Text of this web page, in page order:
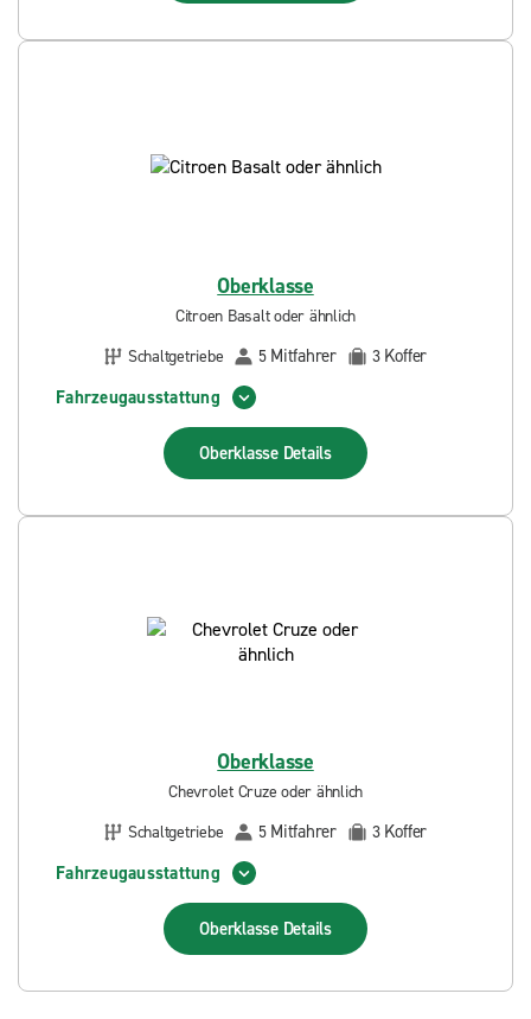
Oberklasse
Citroen Basalt oder ähnlich
Schaltgetriebe
5 Mitfahrer 3 Koffer
Fahrzeugausstattung
Oberklasse Details
Oberklasse
Chevrolet Cruze oder ähnlich
Schaltgetriebe
5 Mitfahrer 3 Koffer
Fahrzeugausstattung
Oberklasse Details